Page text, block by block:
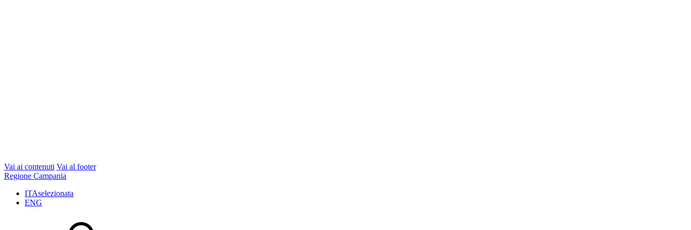
Vai ai contenuti Vai al footer
Regione Campania
ITAselezionata
ENG